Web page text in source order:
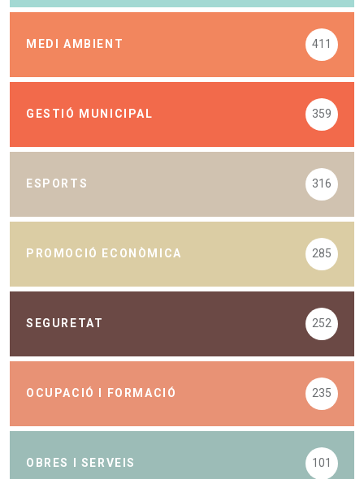
MEDI AMBIENT 411
GESTIÓ MUNICIPAL 359
ESPORTS 316
PROMOCIÓ ECONÒMICA 285
SEGURETAT 252
OCUPACIÓ I FORMACIÓ 235
OBRES I SERVEIS 101